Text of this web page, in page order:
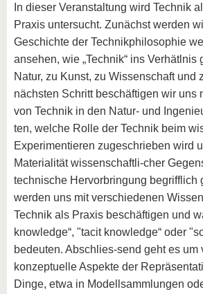
In dieser Veranstaltung wird Technik
Praxis untersucht. Zunächst werden
Geschichte der Technikphilosophie
ansehen, wie „Technik“ ins Verhätlnis
Natur, zu Kunst, zu Wissenschaft und
nächsten Schritt beschäftigen wir uns
von Technik in den Natur- und
ten, welche Rolle der Technik beim
Experimentieren zugeschrieben wird
Materialität wissenschaftli-cher
technische Hervorbringung begrifflich
werden uns mit verschiedenen
Technik als Praxis beschäftigen und
knowledge“, "tacit knowledge“ oder
bedeuten. Abschlies-send geht es um
konzeptuelle Aspekte der
Dinge, etwa in Modellsammlungen